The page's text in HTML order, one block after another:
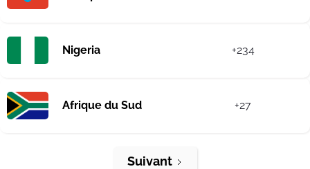
Nigeria +234
Afrique du Sud +27
Suivant